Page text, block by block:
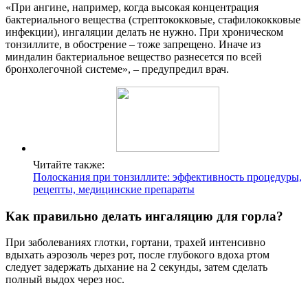
«При ангине, например, когда высокая концентрация
бактериального вещества (стрептококковые, стафилококковые
инфекции), ингаляции делать не нужно. При хроническом
тонзиллите, в обострение – тоже запрещено. Иначе из
миндалин бактериальное вещество разнесется по всей
бронхолегочной системе», – предупредил врач.
Читайте также:
Полоскания при тонзиллите: эффективность процедуры,
рецепты, медицинские препараты
Как правильно делать ингаляцию для горла?
При заболеваниях глотки, гортани, трахей интенсивно
вдыхать аэрозоль через рот, после глубокого вдоха ртом
следует задержать дыхание на 2 секунды, затем сделать
полный выдох через нос.